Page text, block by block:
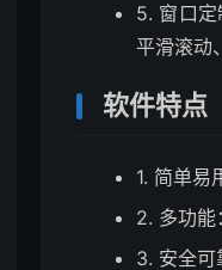
5. 窗口
平滑滚动
软件特点
1. 简单易
2. 多功能
3. 安全可